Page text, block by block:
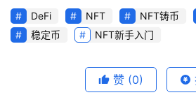
DeFi NFT NFT铸币
稳定币
NFT新手入门
赞 (0)